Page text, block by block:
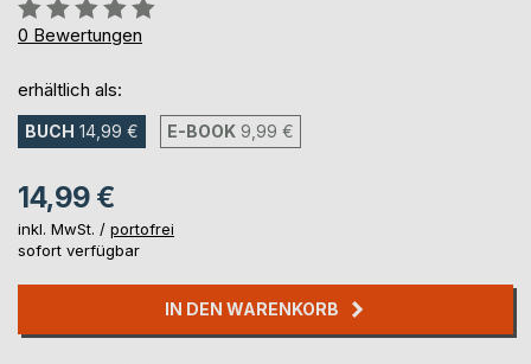
0%
0 Bewertungen
erhältlich als:
BUCH 14,99 € E-BOOK 9,99 €
14,99 €
inkl. MwSt. / portofrei
sofort verfügbar
IN DEN WARENKORB